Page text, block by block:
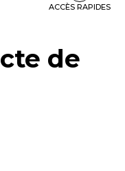
ACCÈS RAPIDES
de